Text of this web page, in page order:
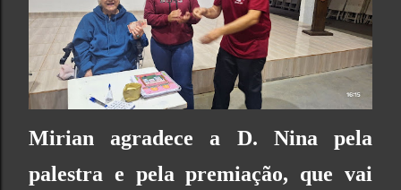
Mirian agradece a D. Nina pela
palestra e pela premiação, que vai